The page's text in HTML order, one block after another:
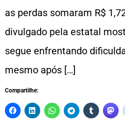
as perdas somaram R$
divulgado pela estatal
segue enfrentando
mesmo após […]
Compartilhe: